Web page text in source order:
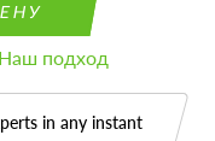
подход
in any instant